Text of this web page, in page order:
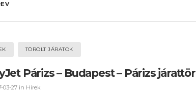
TÖRÖLT JÁRATOK
Párizs – Budapest – Párizs
03-27 in Hírek